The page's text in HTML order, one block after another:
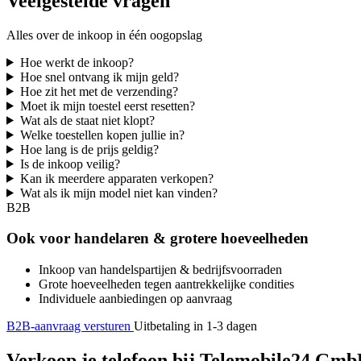
Alles over de inkoop in één oogopslag
Hoe werkt de inkoop?
Hoe snel ontvang ik mijn geld?
Hoe zit het met de verzending?
Moet ik mijn toestel eerst resetten?
Wat als de staat niet klopt?
Welke toestellen kopen jullie in?
Hoe lang is de prijs geldig?
Is de inkoop veilig?
Kan ik meerdere apparaten verkopen?
Wat als ik mijn model niet kan vinden?
B2B
Ook voor handelaren & grotere hoeveelheden
Inkoop van handelspartijen & bedrijfsvoorraden
Grote hoeveelheden tegen aantrekkelijke condities
Individuele aanbiedingen op aanvraag
B2B-aanvraag versturen Uitbetaling in 1-3 dagen